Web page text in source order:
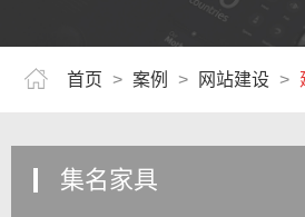
首页 > 案例 > 网站建设 >
集名家具